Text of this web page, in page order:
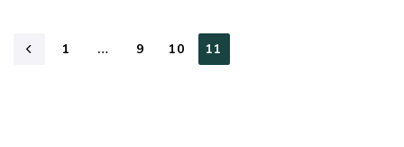
1 … 9 10 11